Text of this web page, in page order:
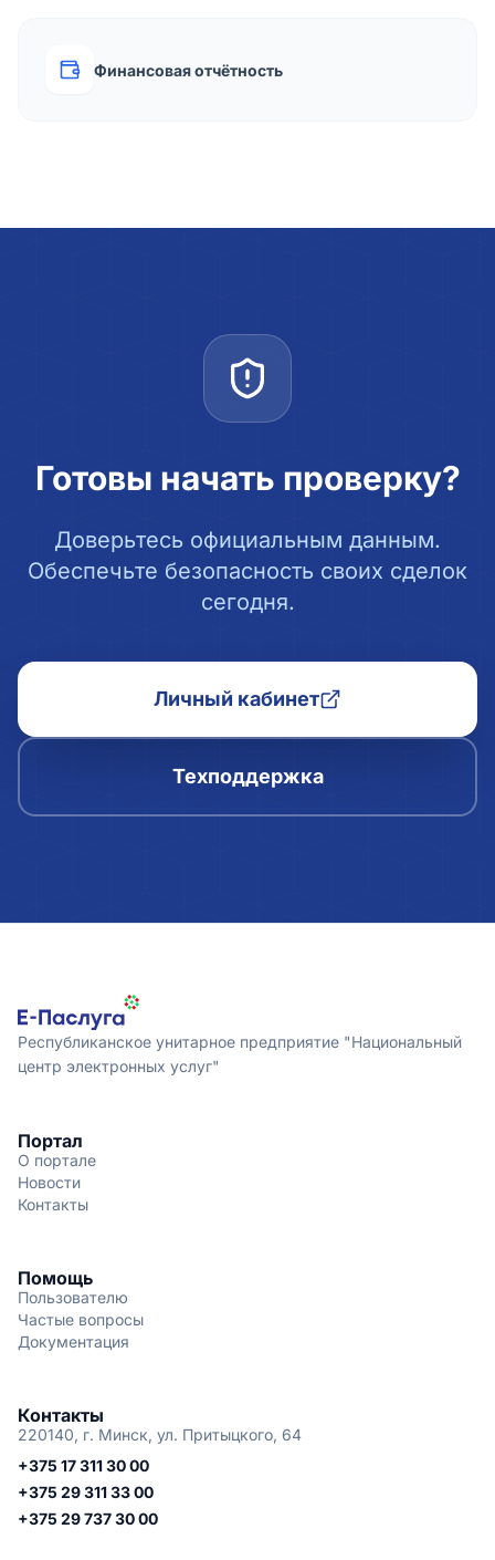
Финансовая отчётность
Готовы начать проверку?
Доверьтесь официальным данным.
Обеспечьте безопасность своих сделок
сегодня.
Личный кабинет
Техподдержка
Республиканское унитарное предприятие "Национальный
центр электронных услуг"
Портал
О портале
Новости
Контакты
Помощь
Пользователю
Частые вопросы
Документация
Контакты
220140, г. Минск, ул. Притыцкого, 64
+375 17 311 30 00
+375 29 311 33 00
+375 29 737 30 00